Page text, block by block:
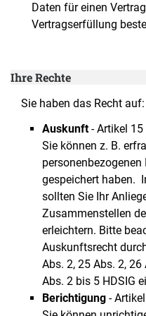
Daten für einen
Vertragserfüllung
Ihre Rechte
Sie haben das Recht auf:
Auskunft- Artikel 15
Sie können z. B.
gespeichert haben.
sollten Sie Ihr
Zusammenstellen
erleichtern. Bitte
Auskunftsrecht
Abs. 2, 25 Abs. 2,
Abs. 2 bis 5 HDSIG
Berichtigung -